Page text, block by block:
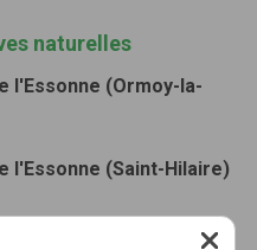
naturelles
l'Essonne (Ormoy-la-
l'Essonne (Saint-Hilaire)